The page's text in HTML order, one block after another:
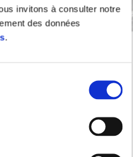
invitons à consulter notre
des données
.
WhiteMix
Forever Grey